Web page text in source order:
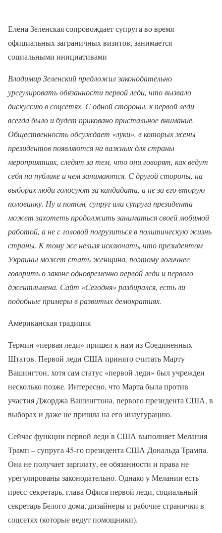
Елена Зеленская сопровождает супруга во время
официальных заграничных визитов, занимается
социальными инициативами
Владимир Зеленский предложил законодательно
урегулировать обязанности первой леди, что вызвало
дискуссию в соцсетях. С одной стороны, к первой леди
всегда было и будет приковано пристальное внимание.
Общественность обсуждает «луки», в которых жены
президентов появляются на важных для страны
мероприятиях, следят за тем, что они говорят, как ведут
себя на публике и чем занимаются. С другой стороны, на
выборах люди голосуют за кандидата, а не за его вторую
половинку. Ну и потом, супруг или супруга президента
может захотеть продолжить заниматься своей любимой
работой, а не с головой погрузиться в политическую жизнь
страны. К тому же нельзя исключать, что президентом
Украины может стать женщина, поэтому логичнее
говорить о законе одновременно первой леди и первого
джентльмена. Сайт «Сегодня» разбирался, есть ли
подобные примеры в развитых демократиях.
Американская традиция
Термин «первая леди» пришел к нам из Соединенных
Штатов. Первой леди США принято считать Марту
Вашингтон, хотя сам статус «первой леди» был учрежден
несколько позже. Интересно, что Марта была против
участия Джорджа Вашингтона, первого президента США, в
выборах и даже не пришла на его инаугурацию.
Сейчас функции первой леди в США выполняет Мелания
Трамп – супруга 45-го президента США Дональда Трампа.
Она не получает зарплату, ее обязанности и права не
урегулированы законодательно. Однако у Мелании есть
пресс-секретарь, глава Офиса первой леди, социальный
секретарь Белого дома, дизайнеры и рабочие странички в
соцсетях (которые ведут помощники).